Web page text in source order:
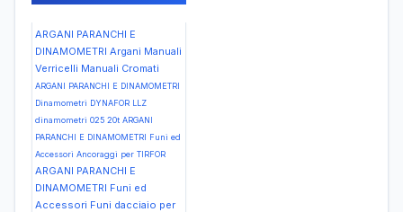
ARGANI PARANCHI E
DINAMOMETRI Argani Manuali
Verricelli Manuali Cromati
ARGANI PARANCHI E DINAMOMETRI
Dinamometri DYNAFOR LLZ
dinamometri 025 20t ARGANI
PARANCHI E DINAMOMETRI Funi ed
Accessori Ancoraggi per TIRFOR
ARGANI PARANCHI E
DINAMOMETRI Funi ed
Accessori Funi dacciaio per